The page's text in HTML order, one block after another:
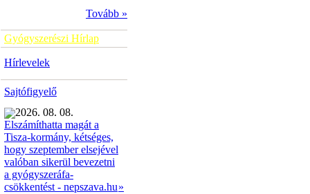
Tovább »
Gyógyszerészi Hírlap
Hírlevelek
Sajtófigyelő
2026. 08. 08.
Elszámíthatta magát a
Tisza-kormány, kétséges,
hogy szeptember elsejével
valóban sikerül bevezetni
a gyógyszeráfa-
csökkentést - nepszava.hu»